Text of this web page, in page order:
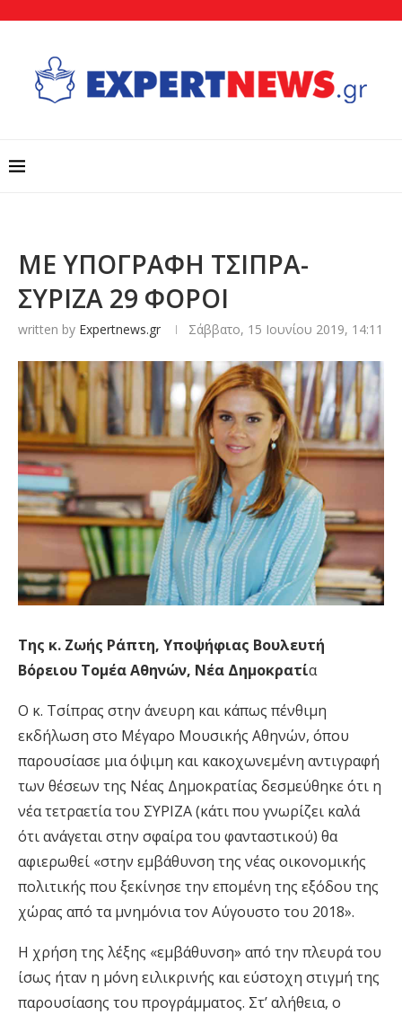
ΜΕ ΥΠΟΓΡΑΦΗ ΤΣΙΠΡΑ-
ΣΥΡΙΖΑ 29 ΦΟΡΟΙ
written by Expertnews.gr Σάββατο, 15 Ιουνίου 2019, 14:11
Της κ. Ζωής Ράπτη, Υποψήφιας Βουλευτή
Βόρειου Τομέα Αθηνών, Νέα Δημοκρατία
Ο κ. Τσίπρας στην άνευρη και κάπως πένθιμη
εκδήλωση στο Μέγαρο Μουσικής Αθηνών, όπου
παρουσίασε μια όψιμη και κακοχωνεμένη αντιγραφή
των θέσεων της Νέας Δημοκρατίας δεσμεύθηκε ότι η
νέα τετραετία του ΣΥΡΙΖΑ (κάτι που γνωρίζει καλά
ότι ανάγεται στην σφαίρα του φανταστικού) θα
αφιερωθεί «στην εμβάθυνση της νέας οικονομικής
πολιτικής που ξεκίνησε την επομένη της εξόδου της
χώρας από τα μνημόνια τον Αύγουστο του 2018».
Η χρήση της λέξης «εμβάθυνση» από την πλευρά του
ίσως ήταν η μόνη ειλικρινής και εύστοχη στιγμή της
παρουσίασης του προγράμματος. Στ’ αλήθεια, ο